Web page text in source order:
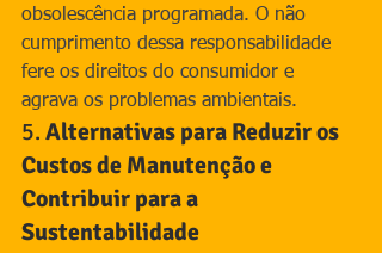
obsolescência programada. O não
cumprimento dessa responsabilidade
fere os direitos do consumidor e
agrava os problemas ambientais.
5. Alternativas para Reduzir os
Custos de Manutenção e
Contribuir para a
Sustentabilidade